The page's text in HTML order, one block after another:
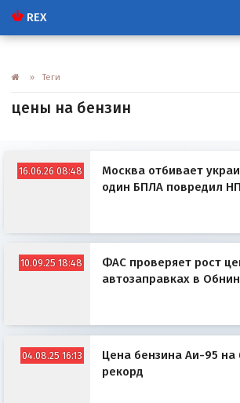
REX
» Теги
цены на бензин
16.06.26 08:48
Москва отбивает
один БПЛА повредил
10.09.25 18:48
ФАС проверяет рост
автозаправках в
04.08.25 16:13
Цена бензина Аи-95
рекорд